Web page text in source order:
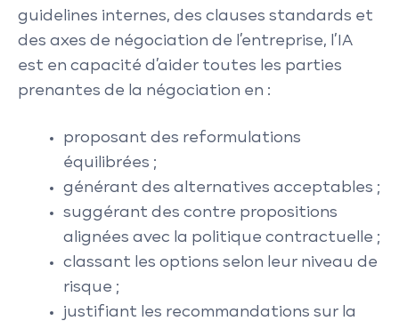
guidelines internes, des clauses standards et
des axes de négociation de l’entreprise, l’IA
est en capacité d’aider toutes les parties
prenantes de la négociation en :
proposant des reformulations
équilibrées ;
générant des alternatives acceptables ;
suggérant des contre propositions
alignées avec la politique contractuelle ;
classant les options selon leur niveau de
risque ;
justifiant les recommandations sur la